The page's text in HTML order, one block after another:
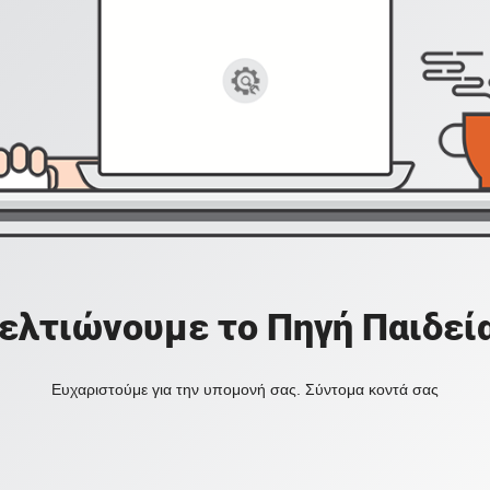
το Πηγή
Ευχαριστούμε για την υπομονή σας. Σύντομα κοντά σας